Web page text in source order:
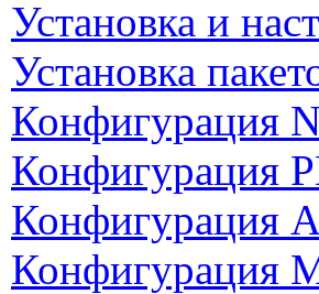
Установка и
Установка
Конфигурация
Конфигурация
Конфигурация
Конфигурация